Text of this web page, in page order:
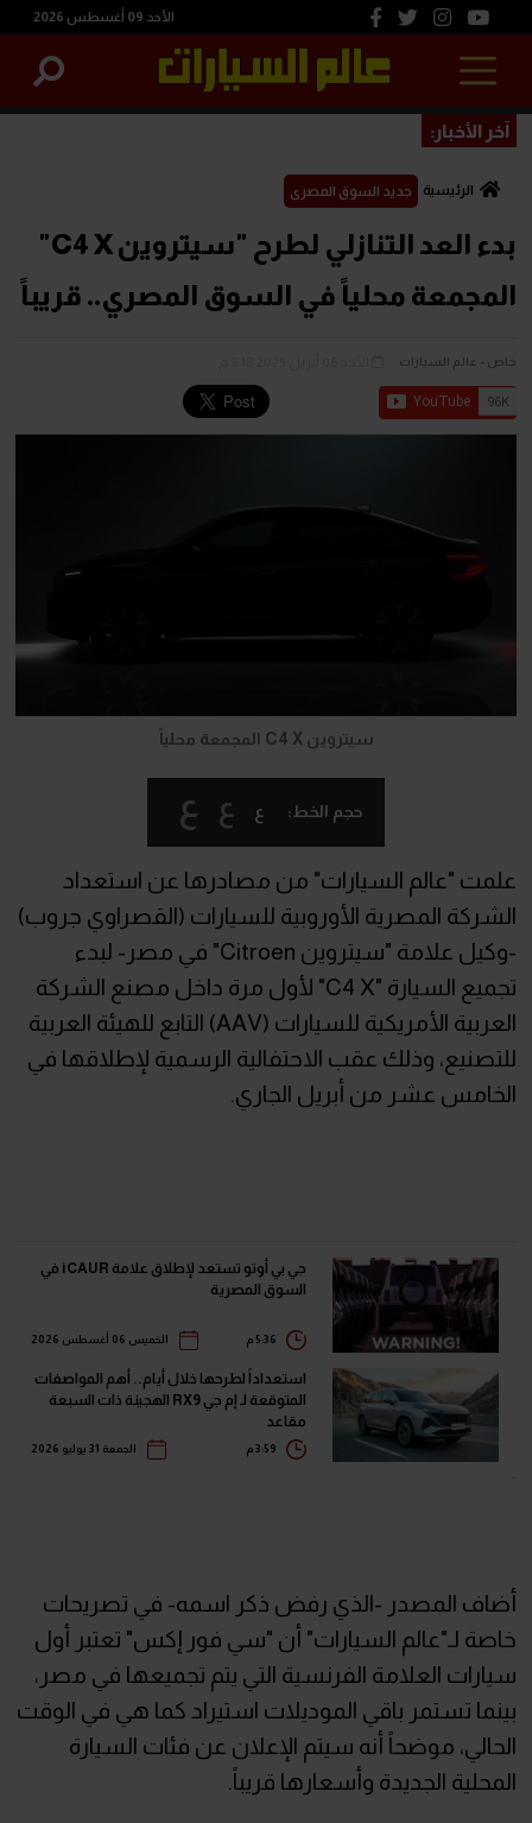
الأحد 09 أغسطس 2026
آخر الأخبار:
الرئيسية جديد السوق المصرى
بدء العد التنازلي لطرح "سيتروين C4 X"
المجمعة محلياً في السوق المصري.. قريباً
خاص - عالم السيارات
سيتروين C4 X المجمعة محلياً
حجم الخط: ع ع ع
علمت "عالم السيارات" من مصادرها عن استعداد
الشركة المصرية الأوروبية للسيارات (القصراوي جروب)
-وكيل علامة "سيتروين Citroen" في مصر- لبدء
تجميع السيارة "C4 X" لأول مرة داخل مصنع الشركة
العربية الأمريكية للسيارات (AAV) التابع للهيئة العربية
للتصنيع، وذلك عقب الاحتفالية الرسمية لإطلاقها في
الخامس عشر من أبريل الجاري.
جي بي أوتو تستعد لإطلاق علامة iCAUR في
السوق المصرية
الخميس 06 أغسطس 2026
استعداداً لطرحها خلال أيام.. أهم المواصفات
المتوقعة لـ إم جي RX9 الهجينة ذات السبعة
مقاعد
الجمعة 31 يوليو 2026
أضاف المصدر -الذي رفض ذكر اسمه- في تصريحات
خاصة لـ"عالم السيارات" أن "سي فور إكس" تعتبر أول
سيارات العلامة الفرنسية التي يتم تجميعها في مصر،
بينما تستمر باقي الموديلات استيراد كما هي في الوقت
الحالي، موضحاً أنه سيتم الإعلان عن فئات السيارة
المحلية الجديدة وأسعارها قريباً.